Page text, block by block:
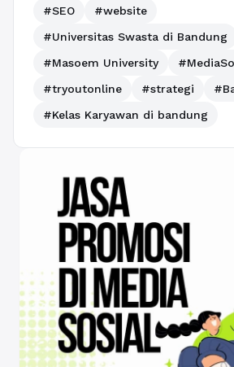
#SEO
#website
#Universitas Swasta di Bandung
#Masoem University
#tryoutonline
#strategi
#Kelas Karyawan di bandung